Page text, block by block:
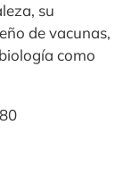
su
de vacunas,
como